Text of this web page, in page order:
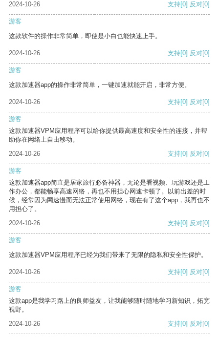
2024-10-26
支持[0] 反对[0]
游客
这款软件的操作非常简单，即使是小白也能快速上手。
2024-10-26 支持[0] 反对[0]
游客
这款加速器app的操作非常简单，一键加速就能开启，非常方便。
2024-10-26 支持[0] 反对[0]
游客
这款加速器VPM应用程序可以给你提供最高速度和安全性的连接，并帮
助你在网络上自由移动。
2024-10-26
支持[0] 反对[0]
游客
这款加速器app简直是居家旅行必备神器，无论是看视频、玩游戏还是工
作办公，都能畅享高速网络，再也不用担心网速卡顿了。以前出差的时
候，经常因为网速慢而无法正常使用网络，现在有了这个app，我再也不
用担心了。
2024-10-26
支持[0] 反对[0]
游客
这款加速器VPM应用程序已经为我们带来了无限的隐私和安全性保护。
2024-10-26 支持[0] 反对[0]
游客
这款app是我学习路上的良师益友，让我能够随时随地学习新知识，拓宽
视野。
2024-10-26
支持[0] 反对[0]